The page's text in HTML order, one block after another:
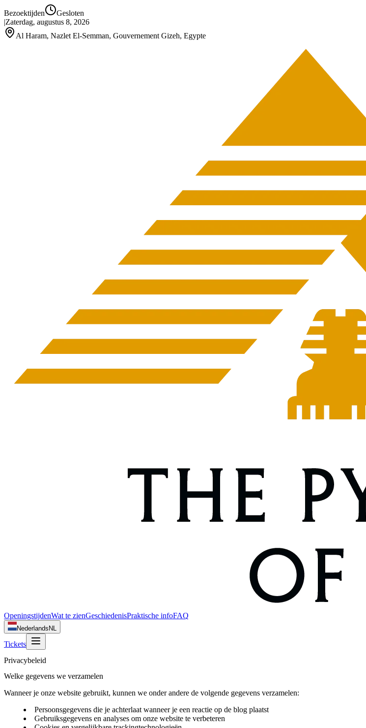
Bezoektijden
Gesloten
|Zaterdag, augustus 8, 2026
Al Haram, Nazlet El-Semman, Gouvernement Gizeh, Egypte
OpeningstijdenWat te zienGeschiedenisPraktische infoFAQ
Nederlands NL
Tickets
Privacybeleid
Welke gegevens we verzamelen
Wanneer je onze website gebruikt, kunnen we onder andere de volgende gegevens verzamelen:
Persoonsgegevens die je achterlaat wanneer je een reactie op de blog plaatst
Gebruiksgegevens en analyses om onze website te verbeteren